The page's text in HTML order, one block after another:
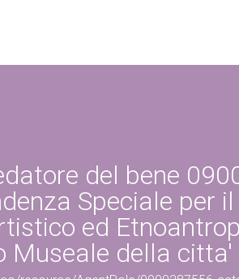
del bene
Speciale per
ed
Museale della citta'